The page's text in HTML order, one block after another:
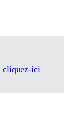
cliquez-ici